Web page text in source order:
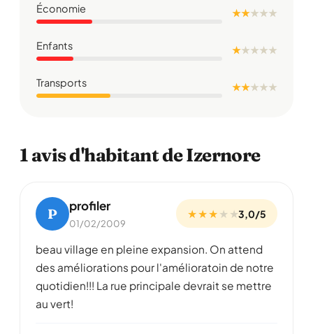
Économie ★ ★★★★
Enfants ★★★★★
Transports ★ ★★★★
1 avis d'habitant de Izernore
P profiler
01/02/2009
★ ★ ★★ ★3,0/5
beau village en pleine expansion. On attend
des améliorations pour l'amélioratoin de notre
quotidien!!! La rue principale devrait se mettre
au vert!